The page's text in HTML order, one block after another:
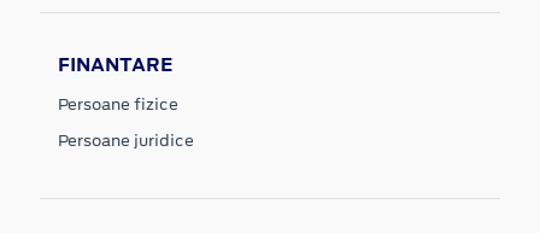
FINANTARE
Persoane fizice
Persoane juridice